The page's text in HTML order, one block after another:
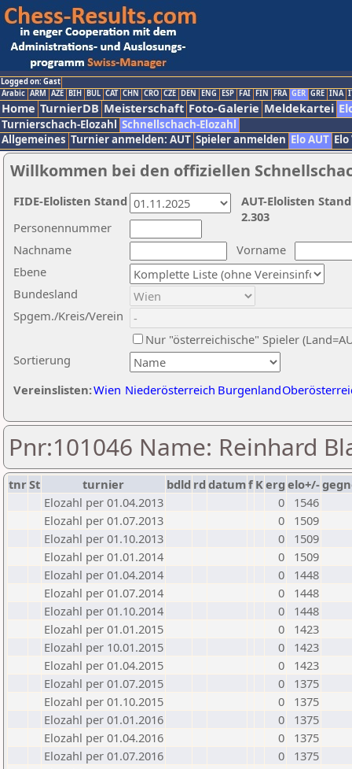
Logged on: Gast
Arabic ARM AZE BIH BUL CAT CHN CRO CZE DEN ENG ESP FAI FIN FRA GER GRE INA
Home TurnierDB Meisterschaft Foto-Galerie Meldekartei
Turnierschach-Elozahl Schnellschach-Elozahl
Allgemeines Turnier anmelden: AUT Spieler anmelden Elo AUT
Willkommen bei den offiziellen
Nachname
Vorname
Ebene
Sortierung
Personennummer
Bundesland
Spgem./Kreis/Verein
Nur "österreichische" Spieler
Vereinslisten:Wien Niederösterreich Burgenland
AUT-Elolisten
2.303
FIDE-Elolisten Stand
Pnr:101046 Name: Reinhard
tnrSt turnier bdld rd datumf Kerg elo+/-
Elozahl per 01.04.2013
0
1546
Elozahl per 01.07.2013
0
1509
Elozahl per 01.10.2013
0
1509
Elozahl per 01.01.2014
0
1509
Elozahl per 01.04.2014
0
1448
Elozahl per 01.07.2014
0
1448
Elozahl per 01.10.2014
0
1448
Elozahl per 01.01.2015
0
1423
Elozahl per 10.01.2015
0
1423
Elozahl per 01.04.2015
0
1423
Elozahl per 01.07.2015
0
1375
Elozahl per 01.10.2015
0
1375
Elozahl per 01.01.2016
0
1375
Elozahl per 01.04.2016
0
1375
Elozahl per 01.07.2016
0
1375